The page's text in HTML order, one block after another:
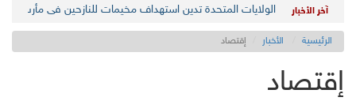
آخر الأخبار الولايات المتحدة تدين استهداف مخيمات للنازحين في مأرب
الرئيسية الأخبار إقتصاد
إقتصاد